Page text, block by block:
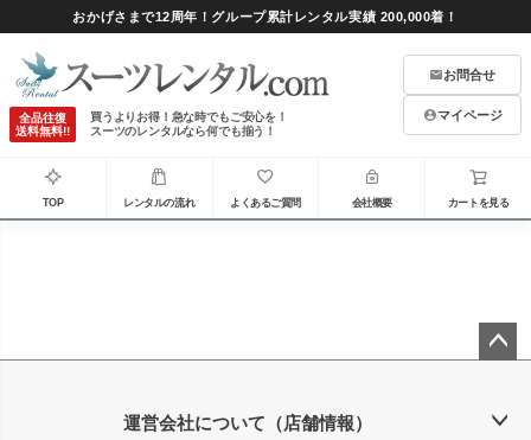
おかげさまで12周年！グループ累計レンタル実績 200,000着！
全品往復
送料無料!!
買うよりお得！急な時でもご安心を！
スーツのレンタルなら何でも揃う！
お問合せ
マイページ
TOP レンタルの流れ よくあるご質問 会社概要 カートを見る
ップ
運営会社について（店舗情報）